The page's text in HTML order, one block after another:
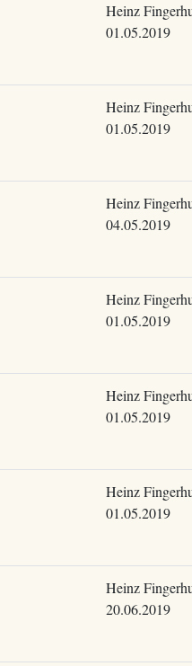
Heinz
01.05.2019
Heinz
01.05.2019
Heinz
04.05.2019
Heinz
01.05.2019
Heinz
01.05.2019
Heinz
01.05.2019
Heinz
20.06.2019